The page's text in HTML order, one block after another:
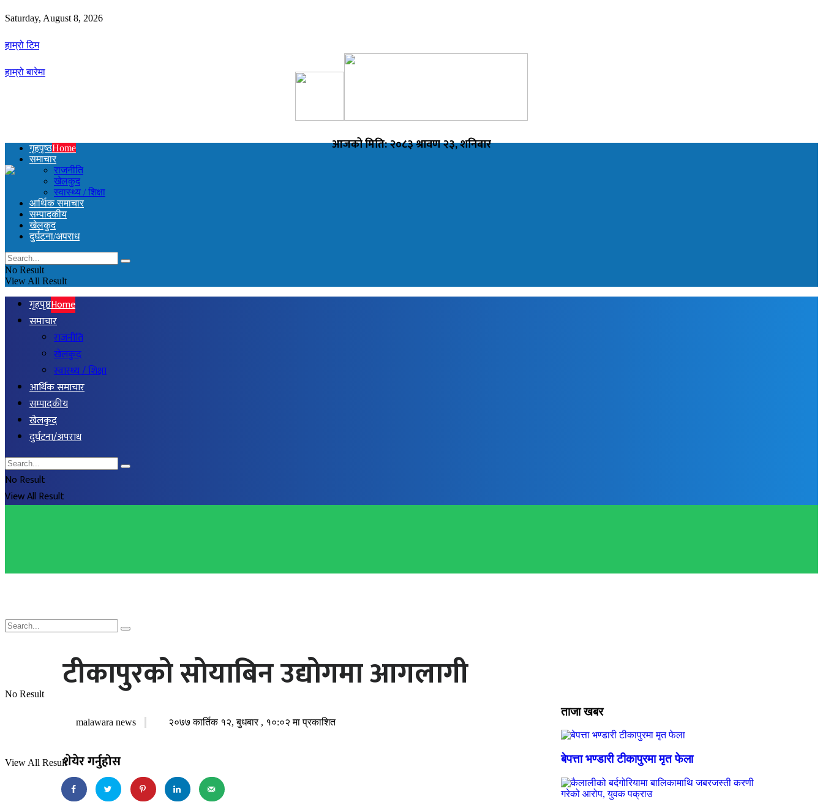
Saturday, August 8, 2026
हाम्रो टिम
हाम्रो बारेमा
आजको मिति: २०८३ श्रावण २३, शनिबार
गृहपृष्ठHome
समाचार
राजनीति
खेलकुद
स्वास्थ्य / शिक्षा
आर्थिक समाचार
सम्पादकीय
खेलकुद
दुर्घटना/अपराध
No Result
View All Result
गृहपृष्ठHome
समाचार
राजनीति
खेलकुद
स्वास्थ्य / शिक्षा
आर्थिक समाचार
सम्पादकीय
खेलकुद
दुर्घटना/अपराध
No Result
View All Result
No Result
View All Result
टीकापुरको सोयाबिन उद्योगमा आगलागी
malawara news २०७७ कार्तिक १२, बुधबार , १०:०२ मा प्रकाशित
शेयेर गर्नुहोस
ताजा खबर
बेपत्ता भण्डारी टीकापुरमा मृत फेला